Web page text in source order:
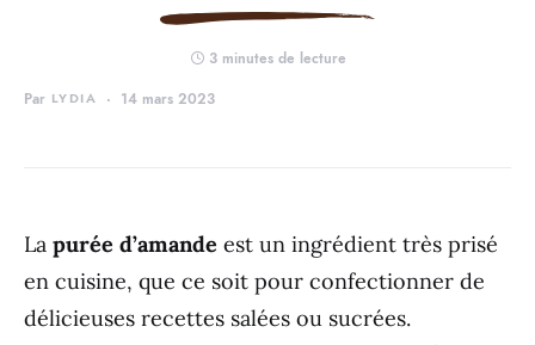
3 minutes de lecture
Par LYDIA 14 mars 2023
La purée d’amande est un ingrédient très prisé
en cuisine, que ce soit pour confectionner de
délicieuses recettes salées ou sucrées.